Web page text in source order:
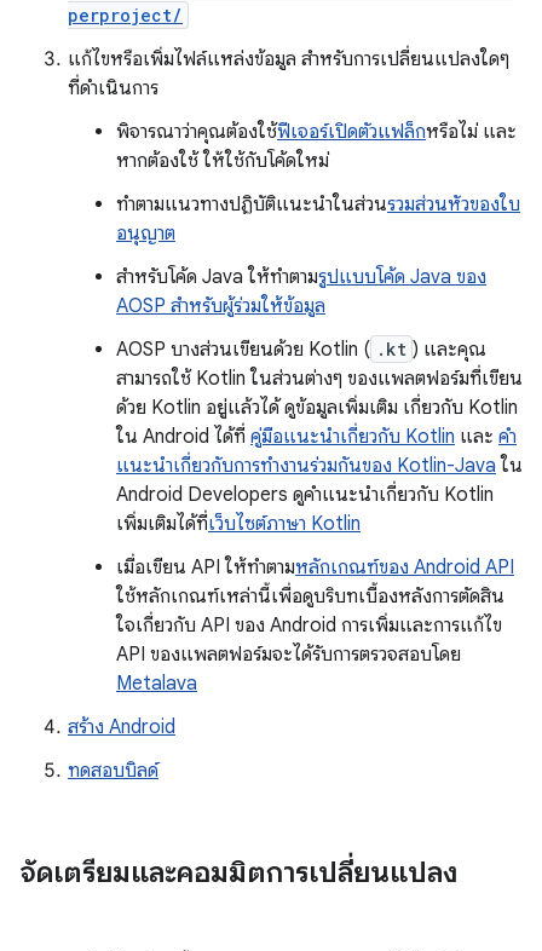
perproject/
แก้ไขหรือเพิ่มไฟล์แหล่งข้อมูล สำหรับการเปลี่ยนแปลงใดๆ
ที่ดำเนินการ
พิจารณาว่าคุณต้องใช้ฟีเจอร์เปิดตัวแฟล็กหรือไม่ และ
หากต้องใช้ ให้ใช้กับโค้ดใหม่
ทำตามแนวทางปฏิบัติแนะนำในส่วนรวมส่วนหัวของใบ
อนุญาต
สำหรับโค้ด Java ให้ทำตามรูปแบบโค้ด Java ของ
AOSP สำหรับผู้ร่วมให้ข้อมูล
AOSP บางส่วนเขียนด้วย Kotlin ( .kt ) และคุณ
สามารถใช้ Kotlin ในส่วนต่างๆ ของแพลตฟอร์มที่เขียน
ด้วย Kotlin อยู่แล้วได้ ดูข้อมูลเพิ่มเติม เกี่ยวกับ Kotlin
ใน Android ได้ที่ คู่มือแนะนำเกี่ยวกับ Kotlin และ คำ
แนะนำเกี่ยวกับการทำงานร่วมกันของ Kotlin-Java ใน
Android Developers ดูคำแนะนำเกี่ยวกับ Kotlin
เพิ่มเติมได้ที่เว็บไซต์ภาษา Kotlin
เมื่อเขียน API ให้ทำตามหลักเกณฑ์ของ Android API
ใช้หลักเกณฑ์เหล่านี้เพื่อดูบริบทเบื้องหลังการตัดสิน
ใจเกี่ยวกับ API ของ Android การเพิ่มและการแก้ไข
API ของแพลตฟอร์มจะได้รับการตรวจสอบโดย
Metalava
สร้าง Android
ทดสอบบิลด์
จัดเตรียมและคอมมิตการเปลี่ยนแปลง